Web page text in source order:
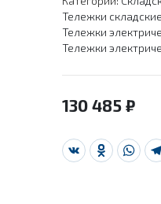
Тележки складские
Тележки
Тележки
130 485 ₽
VK